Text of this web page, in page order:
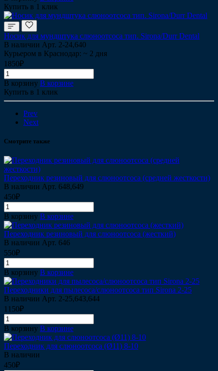
Купить в 1 клик
Носик для мундштука слюноотсоса тип. Sirona/Durr Dental
В наличии Арт. 2-24,640
Курьером в Краснодар: ~ 2 дня
1850₽
В корзину В корзине
Купить в 1 клик
Prev
Next
Смотрите также
Переходник резиновый для слюноотсоса (средней жесткости)
В наличии Арт. 648,649
450₽
В корзину В корзине
Переходник резиновый для слюноотсоса (жесткий)
В наличии Арт. 646
550₽
В корзину В корзине
Переходники для пылесоса/слюноотсоса тип Sirona 2-25
В наличии Арт. 2-25,643,644
1150₽
В корзину В корзине
Переходник для слюноотсоса (Ø11) 8-10
В наличии
450₽